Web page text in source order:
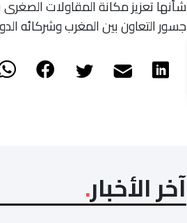
شأنها تعزيز مكانة المقاولات
جسور التعاون بين المغرب وشركائه
آخر الأخبار